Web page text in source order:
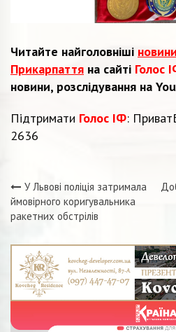
Читайте найголовніші
Прикарпаття на сайті Голос
новини, розслідування на
Підтримати Голос ІФ:
2636
Навігація
У Львові поліція затримала
ймовірного коригувальника
ракетних обстрілів